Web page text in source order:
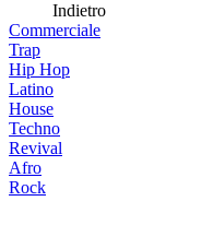
Indietro
Commerciale
Trap
Hip Hop
Latino
House
Techno
Revival
Afro
Rock